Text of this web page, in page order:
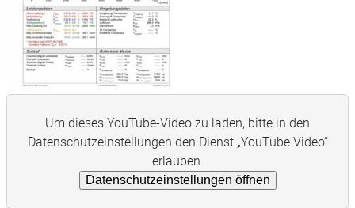
Um dieses YouTube-Video zu laden, bitte in den
Datenschutzeinstellungen den Dienst „YouTube Video“
erlauben.
Datenschutzeinstellungen öffnen